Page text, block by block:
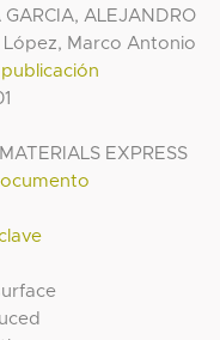
GARCIA, ALEJANDRO
López, Marco Antonio
EXPRESS